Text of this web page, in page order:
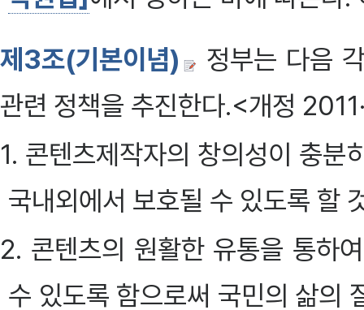
제3조(기본이념)
정부는 다음
관련 정책을 추진한다.<개정
1. 콘텐츠제작자의 창의성이 충분
국내외에서 보호될 수 있도록 할
2. 콘텐츠의 원활한 유통을 통하
수 있도록 함으로써 국민의 삶의